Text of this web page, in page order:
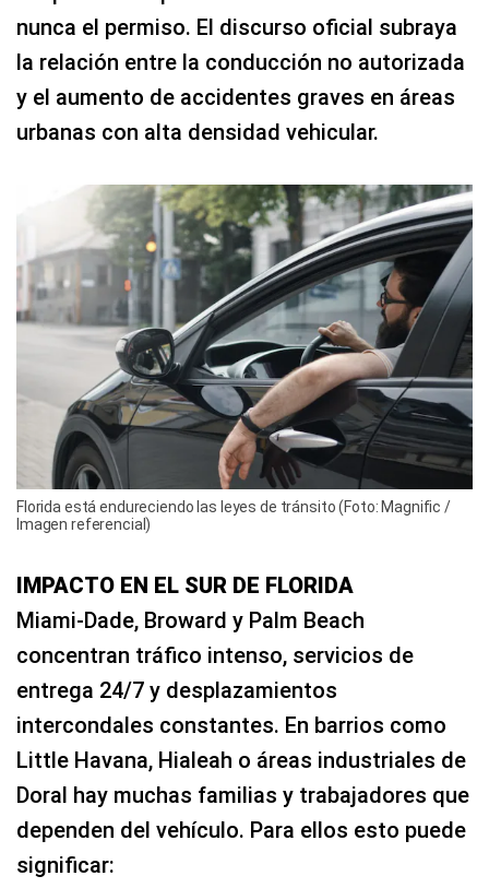
nunca el permiso. El discurso oficial subraya
la relación entre la conducción no autorizada
y el aumento de accidentes graves en áreas
urbanas con alta densidad vehicular.
Florida está endureciendo las leyes de tránsito (Foto: Magnific /
Imagen referencial)
IMPACTO EN EL SUR DE FLORIDA
Miami‑Dade, Broward y Palm Beach
concentran tráfico intenso, servicios de
entrega 24/7 y desplazamientos
intercondales constantes. En barrios como
Little Havana, Hialeah o áreas industriales de
Doral hay muchas familias y trabajadores que
dependen del vehículo. Para ellos esto puede
significar: